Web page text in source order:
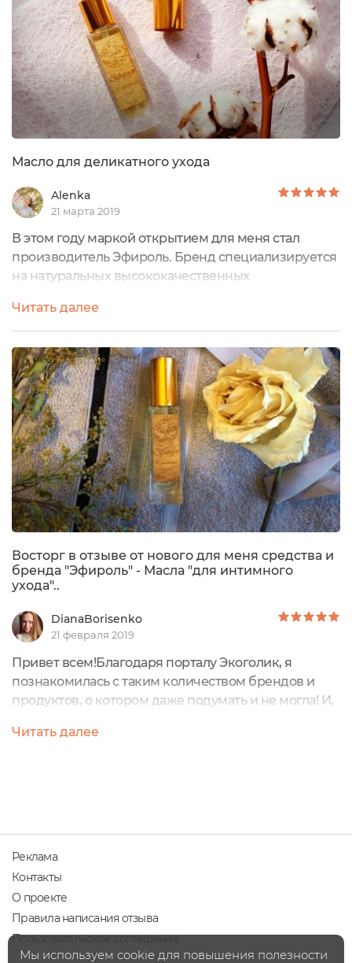
прожженый Экоголик, повидала и
перепробовала...
Масло для деликатного ухода
Alenka
21 марта 2019
В этом году маркой открытием для меня стал
производитель Эфироль. Бренд специализируется
на натуральных высококачественных
для профессионального массажа и спа-программ, а
также для домашнего ухода. Первым маслом в
моем знакомстве стало - Средство интимного ухода
"Эфироль деликатный уход", которое представляет
собой смесь масел с экстрактами. Состав:
растительные...
Читать далее
Восторг в отзыве от нового для меня средства и
бренда "Эфироль" - Масла "для интимного
ухода"..
DianaBorisenko
21 февраля 2019
Привет всем!Благодаря порталу Экоголик, я
познакомилась с таким количеством брендов и
продуктов, о котором даже подумать и не могла! И,
больше такого продукта, который не был бы похож
Читать далее
Реклама
Контакты
О проекте
Правила написания отзыва
Пользовательское соглашение
Мы используем cookie для повышения полезности